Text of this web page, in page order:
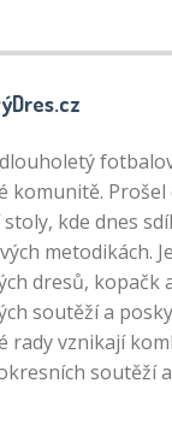
komunitě.
kde dnes
metodikách.
dresů, kopačk
soutěží a
rady vznikají
soutěží